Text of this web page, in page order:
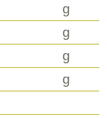
g
g
g
g